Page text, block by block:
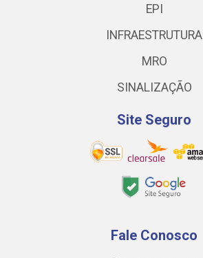
EPI
INFRAESTRUTURA
MRO
SINALIZAÇÃO
Site Seguro
Fale Conosco